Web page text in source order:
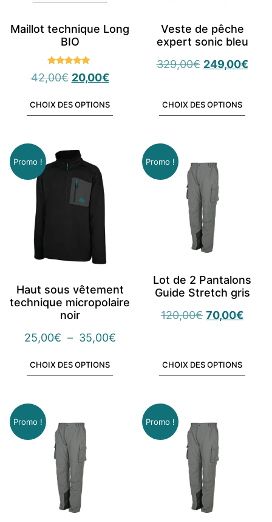
Maillot technique Long
BIO
Note
5.00
42,00€ 20,00€
CHOIX DES OPTIONS
Veste de pêche
expert sonic bleu
329,00€ 249,00€
CHOIX DES OPTIONS
Promo !
Haut sous vêtement
technique micropolaire
noir
25,00€ – 35,00€
CHOIX DES OPTIONS
Promo !
Lot de 2 Pantalons
Guide Stretch gris
120,00€ 70,00€
CHOIX DES OPTIONS
Promo ! Promo !